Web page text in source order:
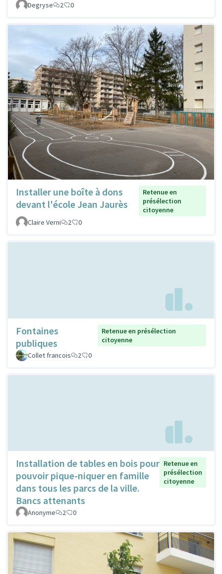
Degryse
2 0
Installer une boîte à dons
devant l'école Jean Jaurès
Retenue en
présélection
citoyenne
Claire Verni
2 0
Fontaines
publiques
Retenue en présélection
citoyenne
Collet francois
2 0
Installation de tables en bois pour
pouvoir pique-niquer en famille
dans tous les parcs de la ville.
Bancs attenants
Retenue en
présélection
citoyenne
Anonyme 2 0